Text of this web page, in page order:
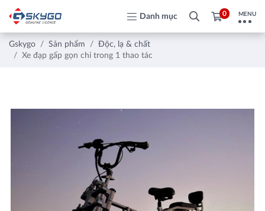
Danh mục 0 MENU
Gskygo Sản phẩm
Độc, lạ & chất
Xe đạp gấp gọn chỉ trong 1 thao tác